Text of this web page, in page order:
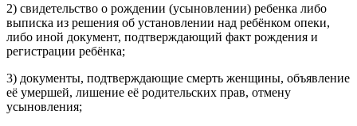
2) свидетельство о рождении (усыновлении) ребенка либо
выписка из решения об установлении над ребёнком опеки,
либо иной документ, подтверждающий факт рождения и
регистрации ребёнка;
3) документы, подтверждающие смерть женщины, объявление
её умершей, лишение её родительских прав, отмену
усыновления;